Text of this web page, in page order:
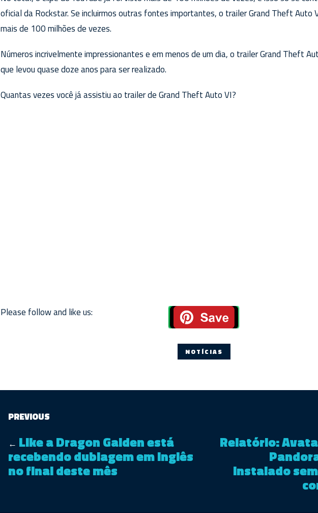
oficial da Rockstar. Se incluirmos outras fontes importantes, o trailer Grand Theft
mais de 100 milhões de vezes.
Números incrivelmente impressionantes e em menos de um dia, o trailer Grand Theft
que levou quase doze anos para ser realizado.
Quantas vezes você já assistiu ao trailer de Grand Theft Auto VI?
Please follow and like us:
NOTÍCIAS
PREVIOUS
← Like a Dragon Gaiden está
recebendo dublagem em inglês
no final deste mês
Relatório:
instalado